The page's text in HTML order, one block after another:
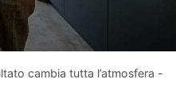
cambia tutta l’atmosfera -